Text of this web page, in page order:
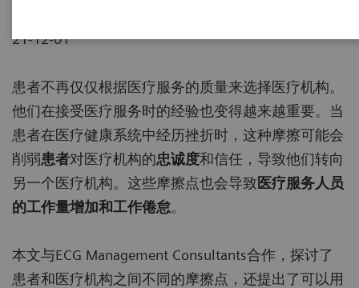
21-12-01
患者不再仅仅根据医疗服务的质量来选择医疗机构。
他们在接受医疗服务时的经验也变得越来越重要。当
患者在医疗健康系统中经历挫折时，这种摩擦可能会
削弱患者对医疗机构的忠诚度和信任，导致他们转向
另一个医疗机构。这些摩擦点也会导致医疗服务人员
的工作量增加和工作倦怠。
本文与ECG Management Consultants合作，探讨了
患者和医疗机构之间不同的摩擦点，还提出了可以用